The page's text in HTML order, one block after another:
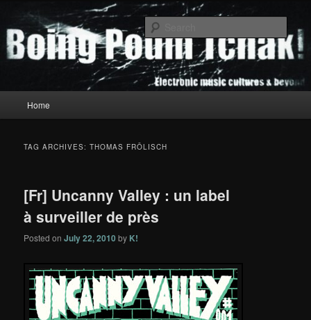
primary
content
secondary
contentBoing Poum Tchak!
Home
TAG ARCHIVES:THOMAS FRÖLISCH
[Fr] Uncanny Valley : un label
à surveiller de près
Posted onJuly 22, 2010 by K!